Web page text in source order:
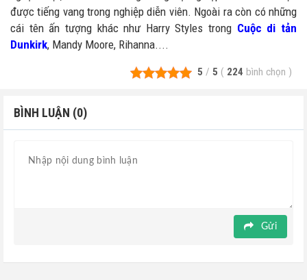
được tiếng vang trong nghiệp diễn viên. Ngoài ra còn có những
cái tên ấn tượng khác như Harry Styles trong Cuộc di tản
Dunkirk, Mandy Moore, Rihanna....
5 / 5 ( 224 bình chọn )
BÌNH LUẬN (0)
Gửi